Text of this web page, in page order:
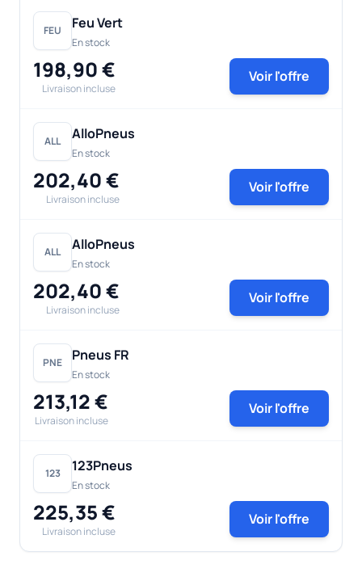
FEU Feu Vert
En stock
198,90 €
Livraison incluse
Voir l'offre
ALL AlloPneus
En stock
202,40 €
Livraison incluse
Voir l'offre
ALL AlloPneus
En stock
202,40 €
Livraison incluse
Voir l'offre
PNE Pneus FR
En stock
213,12 €
Livraison incluse
Voir l'offre
123 123Pneus
En stock
225,35 €
Livraison incluse
Voir l'offre